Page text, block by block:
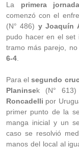
La primera jornada
comenzó con el
(N° 486) y Joaquín
pudo hacer en el set
tramo más parejo,
6-4
Para elsegundo
Planinsek (N°
Roncadelli por
primer punto de la
manga inicial y un
caso se resolvió
manos del local al